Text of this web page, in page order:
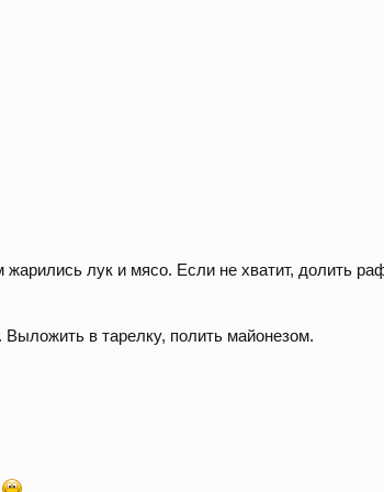
лук и мясо. Если не хватит, долить
Выложить в тарелку, полить майонезом.